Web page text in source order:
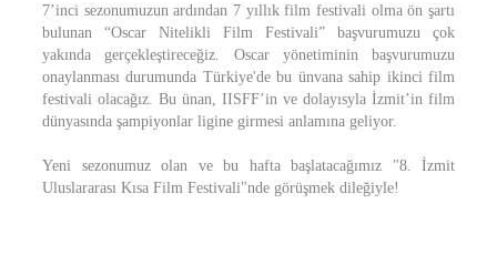
7’inci sezonumuzun ardından 7 yıllık film festivali olma ön şartı
bulunan “Oscar Nitelikli Film Festivali” başvurumuzu çok
yakında gerçekleştireceğiz. Oscar yönetiminin başvurumuzu
onaylanması durumunda Türkiye'de bu ünvana sahip ikinci film
festivali olacağız. Bu ünan, IISFF’in ve dolayısyla İzmit’in film
dünyasında şampiyonlar ligine girmesi anlamına geliyor.
Yeni sezonumuz olan ve bu hafta başlatacağımız "8. İzmit
Uluslararası Kısa Film Festivali"nde görüşmek dileğiyle!